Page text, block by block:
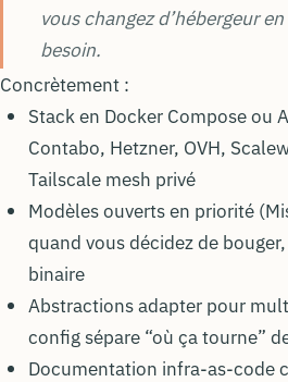
vous changez d’hébergeur
besoin.
Concrètement :
Stack en Docker Compose ou
Contabo, Hetzner, OVH,
Tailscale mesh privé
Modèles ouverts en priorité
quand vous décidez de
binaire
Abstractions adapter pour
config sépare “où ça tourne”
Documentation infra-as-code